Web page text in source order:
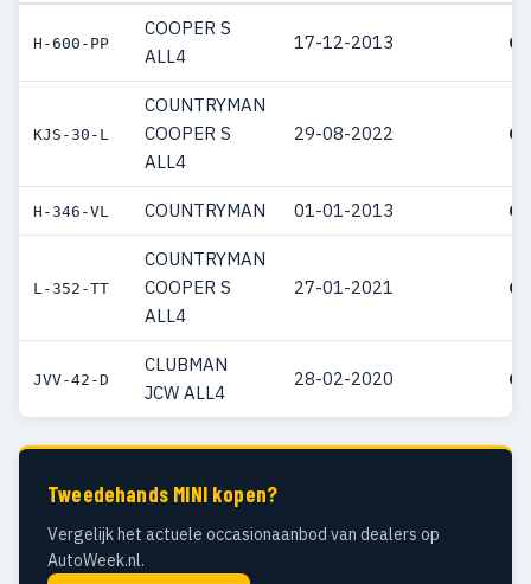
H-600-PP
COOPER S
ALL4
17-12-2013 €
KJS-30-L
COUNTRYMAN
COOPER S
ALL4
29-08-2022 €
H-346-VL COUNTRYMAN 01-01-2013 €
L-352-TT
COUNTRYMAN
COOPER S
ALL4
27-01-2021 €
JVV-42-D
CLUBMAN
JCW ALL4
28-02-2020 €
Tweedehands MINI kopen?
Vergelijk het actuele occasionaanbod van dealers op
AutoWeek.nl.